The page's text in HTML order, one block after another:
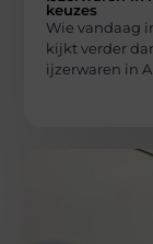
keuzes
Wie vandaag
kijkt verder
ijzerwaren in